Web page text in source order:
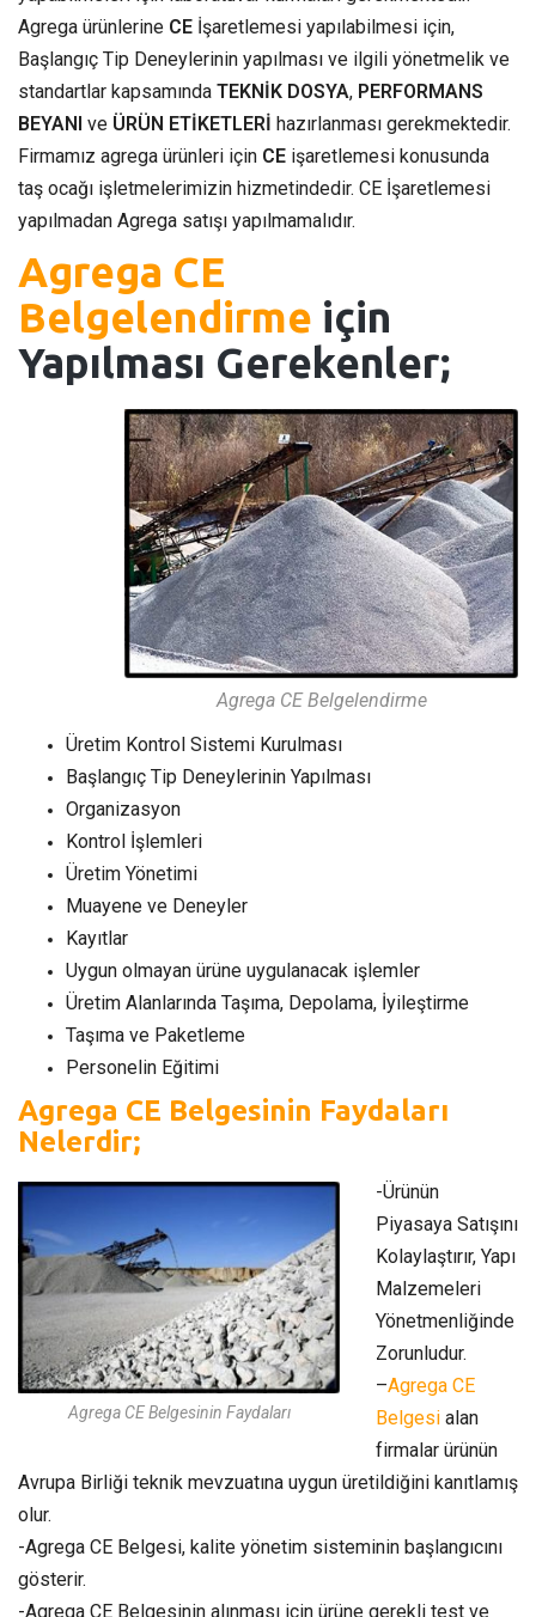
Agrega ürünlerine CE İşaretlemesi yapılabilmesi için,
Başlangıç Tip Deneylerinin yapılması ve ilgili yönetmelik ve
standartlar kapsamında TEKNİK DOSYA, PERFORMANS
BEYANI ve ÜRÜN ETİKETLERİ hazırlanması gerekmektedir.
Firmamız agrega ürünleri için CE işaretlemesi konusunda
taş ocağı işletmelerimizin hizmetindedir. CE İşaretlemesi
yapılmadan Agrega satışı yapılmamalıdır.
Agrega CE
Belgelendirme için
Yapılması Gerekenler;
Agrega CE Belgelendirme
Üretim Kontrol Sistemi Kurulması
Başlangıç Tip Deneylerinin Yapılması
Organizasyon
Kontrol İşlemleri
Üretim Yönetimi
Muayene ve Deneyler
Kayıtlar
Uygun olmayan ürüne uygulanacak işlemler
Üretim Alanlarında Taşıma, Depolama, İyileştirme
Taşıma ve Paketleme
Personelin Eğitimi
Agrega CE Belgesinin Faydaları
Nelerdir;
Agrega CE Belgesinin Faydaları
-Ürünün
Piyasaya Satışını
Kolaylaştırır, Yapı
Malzemeleri
Yönetmenliğinde
Zorunludur.
–Agrega CE
Belgesi alan
firmalar ürünün
Avrupa Birliği teknik mevzuatına uygun üretildiğini kanıtlamış
olur.
-Agrega CE Belgesi, kalite yönetim sisteminin başlangıcını
gösterir.
-Agrega CE Belgesinin alınması için ürüne gerekli test ve